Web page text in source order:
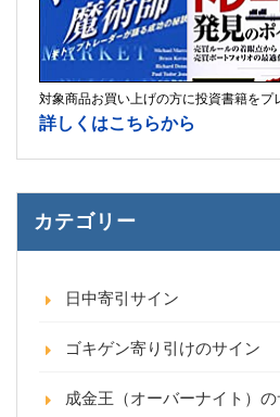
対象商品お買い上げの方に投資書籍をプ
詳しくはこちらから
カテゴリー
日中寄引サイン
ゴキゲン寄り引けのサイン
成金王（オーバーナイト）